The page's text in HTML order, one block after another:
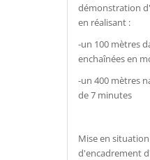
démonstration
en réalisant :
-un 100 mètres
enchaînées en
-un 400 mètres
de 7 minutes
Mise en
d'encadrement